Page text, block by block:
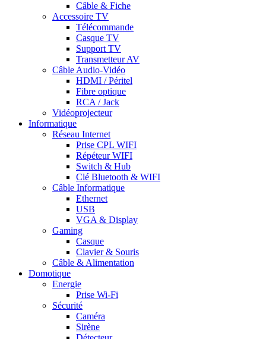
Câble & Fiche
Accessoire TV
Télécommande
Casque TV
Support TV
Transmetteur AV
Câble Audio-Vidéo
HDMI / Péritel
Fibre optique
RCA / Jack
Vidéoprojecteur
Informatique
Réseau Internet
Prise CPL WIFI
Répéteur WIFI
Switch & Hub
Clé Bluetooth & WIFI
Câble Informatique
Ethernet
USB
VGA & Display
Gaming
Casque
Clavier & Souris
Câble & Alimentation
Domotique
Energie
Prise Wi-Fi
Sécurité
Caméra
Sirène